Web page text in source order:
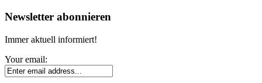
Newsletter abonnieren
Immer aktuell informiert!
Your email: